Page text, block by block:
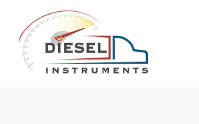
contenido